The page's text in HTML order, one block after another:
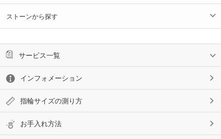
ストーンから探す
サービス一覧
インフォメーション
指輪サイズの測り方
お手入れ方法